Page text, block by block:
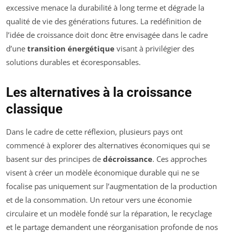
excessive menace la durabilité à long terme et dégrade la
qualité de vie des générations futures. La redéfinition de
l’idée de croissance doit donc être envisagée dans le cadre
d’une transition énergétique visant à privilégier des
solutions durables et écoresponsables.
Les alternatives à la croissance
classique
Dans le cadre de cette réflexion, plusieurs pays ont
commencé à explorer des alternatives économiques qui se
basent sur des principes de décroissance. Ces approches
visent à créer un modèle économique durable qui ne se
focalise pas uniquement sur l’augmentation de la production
et de la consommation. Un retour vers une économie
circulaire et un modèle fondé sur la réparation, le recyclage
et le partage demandent une réorganisation profonde de nos